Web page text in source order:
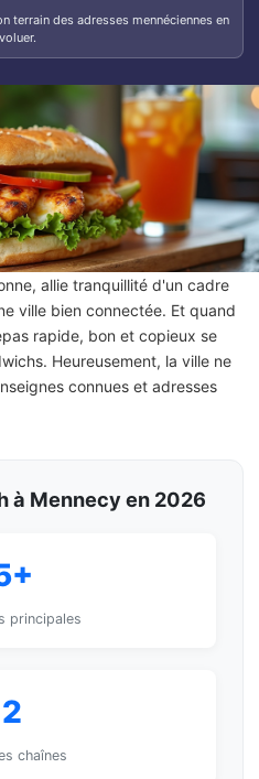
terrain des adresses mennéciennes en
allie tranquillité d'un cadre
ville bien connectée. Et quand
rapide, bon et copieux se
Heureusement, la ville ne
connues et adresses
à Mennecy en 2026
principales
2
chaînes